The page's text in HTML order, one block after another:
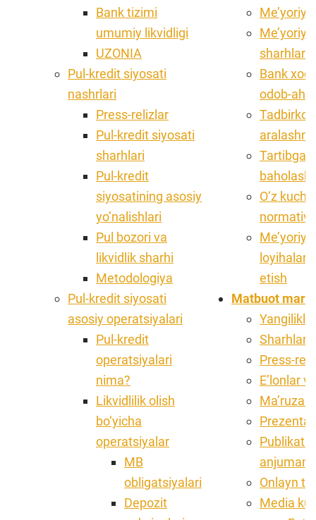
Bank tizimi
umumiy likvidligi
UZONIA
Pul-kredit siyosati
nashrlari
Press-relizlar
Pul-kredit siyosati
sharhlari
Pul-kredit
siyosatining asosiy
yo’nalishlari
Pul bozori va
likvidlik sharhi
Metodologiya
Pul-kredit siyosati
asosiy operatsiyalari
Pul-kredit
operatsiyalari
nima?
Likvidlilik olish
bo‘yicha
operatsiyalar
MB
obligatsiyalari
Depozit
Me’yoriy
Me’yoriy
sharhlar
Bank
odob-
Tartibga
baholash
O‘z
normativ
Me’yoriy
etish
Matbuot
Yangiliklar
Sharhlar
Press-
E’lonlar
Ma’ruza
Onlayn
Media